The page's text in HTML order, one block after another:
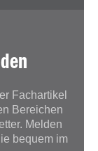
Fachartikel
Bereichen
Melden
bequem im